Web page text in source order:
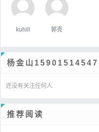
kuhill 郭亮
杨金山15901514547
还没有关注任何人
推荐阅读